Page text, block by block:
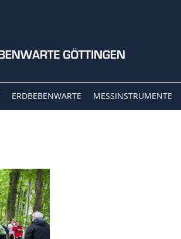
ERDBEBENWARTE MESSINSTRUMENTE